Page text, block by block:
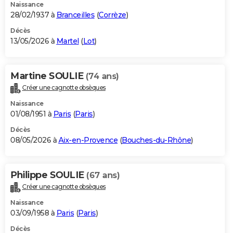
Naissance
28/02/1937 à Branceilles (Corrèze)
Décès
13/05/2026 à Martel (Lot)
Martine SOULIE (74 ans)
Créer une cagnotte obsèques
Naissance
01/08/1951 à Paris (Paris)
Décès
08/05/2026 à Aix-en-Provence (Bouches-du-Rhône)
Philippe SOULIE (67 ans)
Créer une cagnotte obsèques
Naissance
03/09/1958 à Paris (Paris)
Décès